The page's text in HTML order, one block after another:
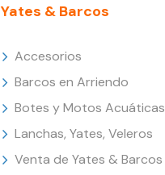
Yates & Barcos
Accesorios
Barcos en Arriendo
Botes y Motos Acuáticas
Lanchas, Yates, Veleros
Venta de Yates & Barcos